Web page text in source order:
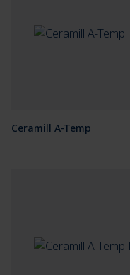
Ceramill A-Temp